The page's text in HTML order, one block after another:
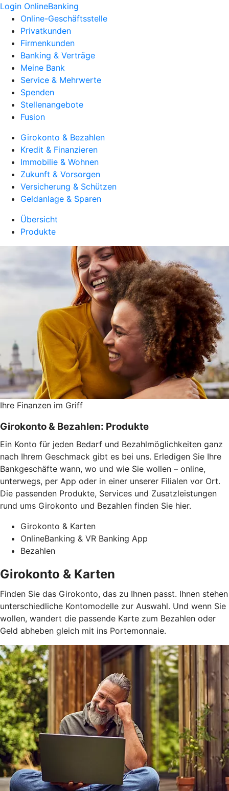
Login OnlineBanking
Online-Geschäftsstelle
Privatkunden
Firmenkunden
Banking & Verträge
Meine Bank
Service & Mehrwerte
Spenden
Stellenangebote
Fusion
Girokonto & Bezahlen
Kredit & Finanzieren
Immobilie & Wohnen
Zukunft & Vorsorgen
Versicherung & Schützen
Geldanlage & Sparen
Übersicht
Produkte
Ihre Finanzen im Griff
Girokonto & Bezahlen: Produkte
Ein Konto für jeden Bedarf und Bezahlmöglichkeiten ganz
nach Ihrem Geschmack gibt es bei uns. Erledigen Sie Ihre
Bankgeschäfte wann, wo und wie Sie wollen – online,
unterwegs, per App oder in einer unserer Filialen vor Ort.
Die passenden Produkte, Services und Zusatzleistungen
rund ums Girokonto und Bezahlen finden Sie hier.
Girokonto & Karten
OnlineBanking & VR Banking App
Bezahlen
Girokonto & Karten
Finden Sie das Girokonto, das zu Ihnen passt. Ihnen stehen
unterschiedliche Kontomodelle zur Auswahl. Und wenn Sie
wollen, wandert die passende Karte zum Bezahlen oder
Geld abheben gleich mit ins Portemonnaie.